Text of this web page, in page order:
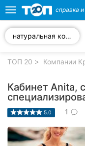
компании
Популярные
рубрики:
Стоматологии
Toggle
navigation
справка и
натуральная косметика
ТОП 20 Компании
Кабинет Anita,
5.0 1